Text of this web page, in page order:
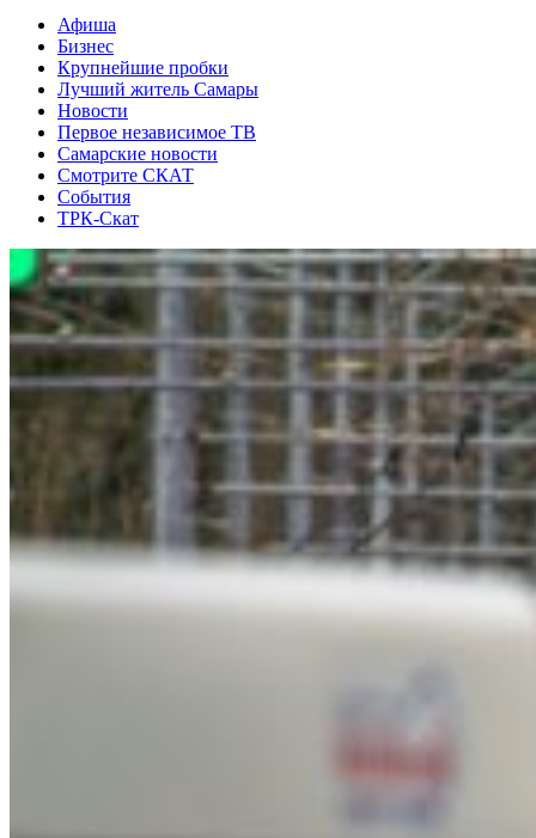
Афиша
Бизнес
Крупнейшие пробки
Лучший житель Самары
Новости
Первое независимое ТВ
Самарские новости
Смотрите СКАТ
События
ТРК-Скат